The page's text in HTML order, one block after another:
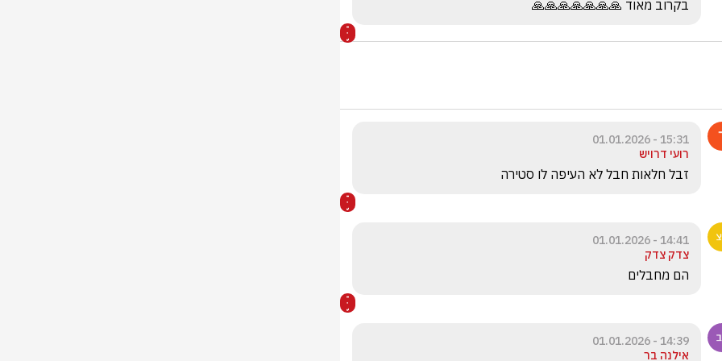
בקרוב מאוד 🙏🙏🙏🙏🙏🙏🙏
15:31 - 01.01.2026
רועי דרויש
זבל חלאות חבל לא העיפה לו סטירה
14:41 - 01.01.2026
צדק צדק
הם מחבלים
14:39 - 01.01.2026
אילנה בר